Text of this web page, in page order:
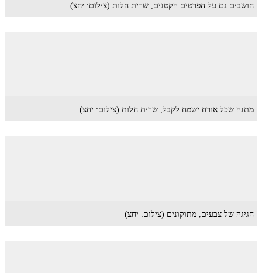
חושבים גם על הפרטים הקטנים, שרית חלות (צילום: יחצ)
מתנה שכל אורח ישמח לקבל, שרית חלות (צילום: יחצ)
חגיגה של צבעים, מתוקונים (צילום: יחצ)